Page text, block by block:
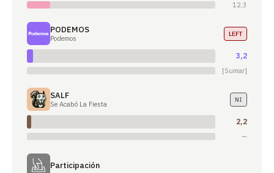
12,3
PODEMOS
Podemos
LEFT
3,2
[Sumar]
SALF
Se Acabó La Fiesta
NI
2,2
—
Participación